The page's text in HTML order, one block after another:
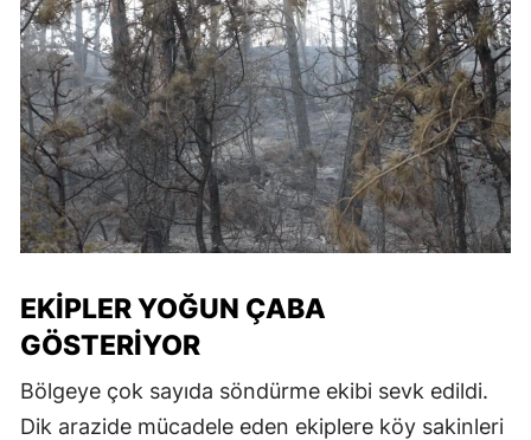
EKIPLER YOĞUN ÇABA
GÖSTERIYOR
Bölgeye çok sayıda söndürme ekibi sevk edildi.
Dik arazide mücadele eden ekiplere köy sakinleri